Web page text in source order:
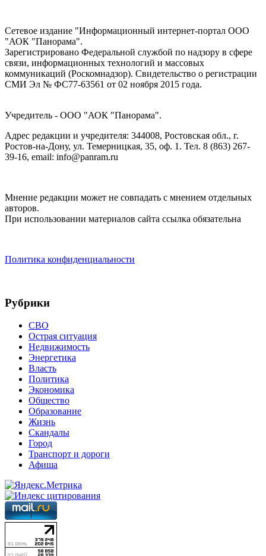
Сетевое издание "Информационный интернет-портал ООО
"АОК "Панорама".
Зарегистрировано Федеральной службой по надзору в сфере
связи, информационных технологий и массовых
коммуникаций (Роскомнадзор). Cвидетельство о регистрации
СМИ Эл № ФС77-63561 от 02 ноября 2015 года.
Учредитель - ООО "АОК "Панорама".
Адрес редакции и учредителя: 344008, Ростовская обл., г.
Ростов-на-Дону, ул. Темерницкая, 35, оф. 1. Тел. 8 (863) 267-
39-16, email: info@panram.ru
Мнение редакции может не совпадать с мнением отдельных
авторов.
При использовании материалов сайта ссылка обязательна
Политика конфиденциальности
Рубрики
СВО
Острая ситуация
Недвижимость
Энергетика
Власть
Политика
Экономика
Общество
Образование
Жизнь
Скандалы
Город
Транспорт и дороги
Афиша